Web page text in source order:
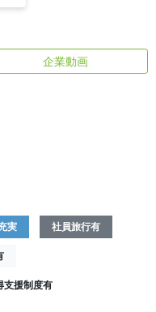
企業動画
実 社員旅行有
支援制度有